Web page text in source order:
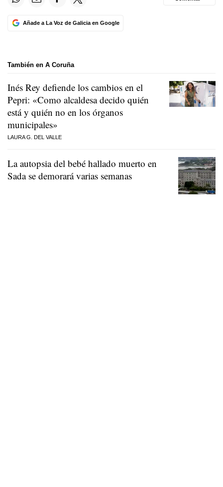
Añade a La Voz de Galicia en Google
También en A Coruña
Inés Rey defiende los cambios en el
Pepri: «Como alcaldesa decido quién
está y quién no en los órganos
municipales»
LAURA G. DEL VALLE
La autopsia del bebé hallado muerto en
Sada se demorará varias semanas